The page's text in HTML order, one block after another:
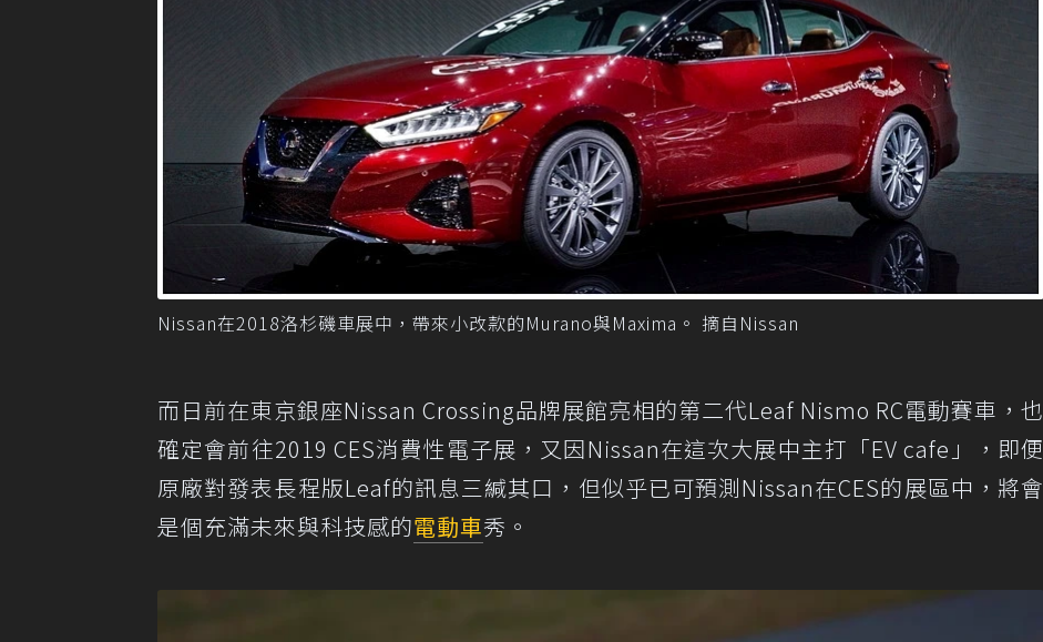
Nissan在2018洛杉磯車展中，帶來小改款的Murano與Maxima。 摘自Nissan
而日前在東京銀座Nissan Crossing品牌展館亮相的第二代Leaf Nismo RC電動賽車，也
確定會前往2019 CES消費性電子展，又因Nissan在這次大展中主打「EV cafe」，即便
原廠對發表長程版Leaf的訊息三緘其口，但似乎已可預測Nissan在CES的展區中，將會
是個充滿未來與科技感的電動車秀。